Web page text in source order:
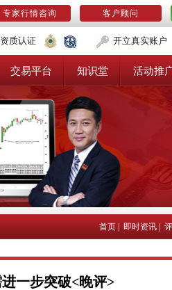
专家行情咨询 客户顾问
质认证 开立真实账户
交易平台 知识堂 活动推
首页 即时资讯
一步突破<晚评>